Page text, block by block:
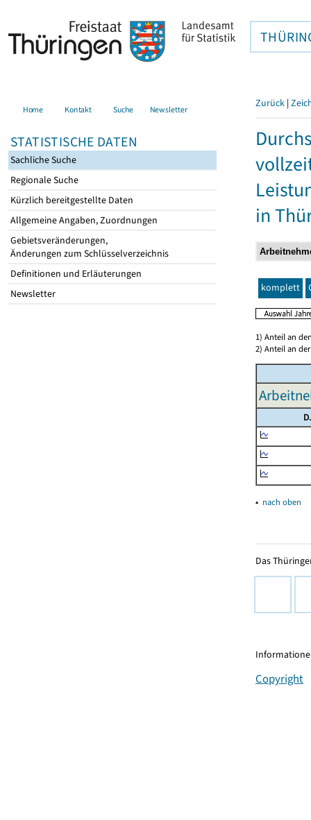
Home Kontakt Suche Newsletter
STATISTISCHE DATEN
Sachliche Suche
Regionale Suche
Kürzlich bereitgestellte Daten
Allgemeine Angaben, Zuordnungen
Gebietsveränderungen,
Änderungen zum Schlüsselverzeichnis
Definitionen und Erläuterungen
Newsletter
Zurück |
in
komplett
1) Anteil an
2) Anteil an
▴ nach oben
Das
Copyright